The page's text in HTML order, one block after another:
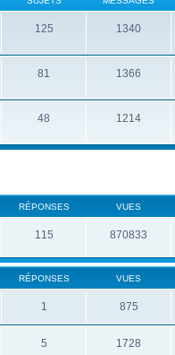
125 1340
81 1366
48 1214
RÉPONSES VUES
115 870833
RÉPONSES VUES
1 875
5 1728